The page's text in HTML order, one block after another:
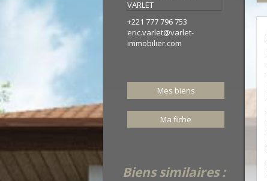
+221 777 796 753
eric.varlet@varlet-
immobilier.com
Mes biens
Ma fiche
Biens similaires :